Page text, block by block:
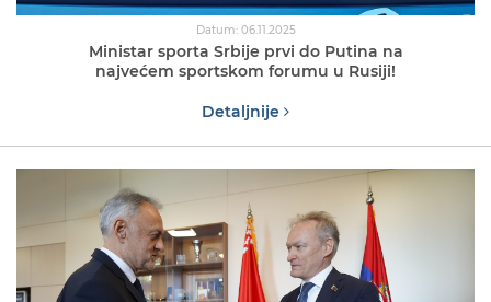
Datum: 06.11.2025
Ministar sporta Srbije prvi do Putina na
najvećem sportskom forumu u Rusiji!
Detaljnije